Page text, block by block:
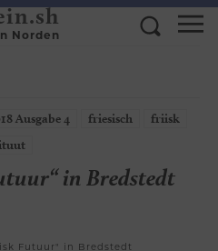
Norden
Ausgabe 4 friesisch
friisk
in Bredstedt
Futuur" in Bredstedt